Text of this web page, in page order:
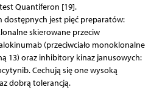
Quantiferon [19].
jest pięć preparatów:
skierowane przeciw
(przeciwciało monoklonalne
13) oraz inhibitory kinaz janusowych:
Cechują się one wysoką
dobrą tolerancją.